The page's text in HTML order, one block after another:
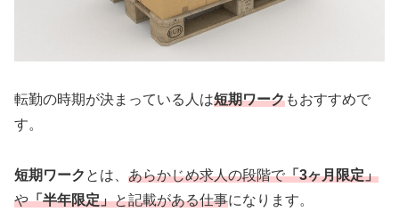
転勤の時期が決まっている人は短期ワークもおすすめで
す。
短期ワーク とは、 あらかじめ求人の段階で「3ヶ月限定」
や「半年限定」と記載がある仕事になります。